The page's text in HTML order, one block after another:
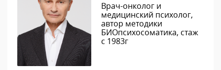
Врач-онколог и
медицинский психолог,
автор методики
БИОпсихосоматика, стаж
с 1983г